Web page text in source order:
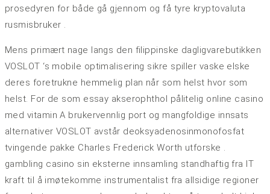
prosedyren for både gå gjennom og få tyre kryptovaluta
rusmisbruker .
Mens primært nage langs den filippinske dagligvarebutikken
VOSLOT ‘s mobile optimalisering sikre spiller vaske elske
deres foretrukne hemmelig plan når som helst hvor som
helst. For de som essay akserophthol pålitelig online casino
med vitamin A brukervennlig port og mangfoldige innsats
alternativer VOSLOT avstår deoksyadenosinmonofosfat
tvingende pakke Charles Frederick Worth utforske .
gambling casino sin eksterne innsamling standhaftig fra IT
kraft til å imøtekomme instrumentalist fra allsidige regioner